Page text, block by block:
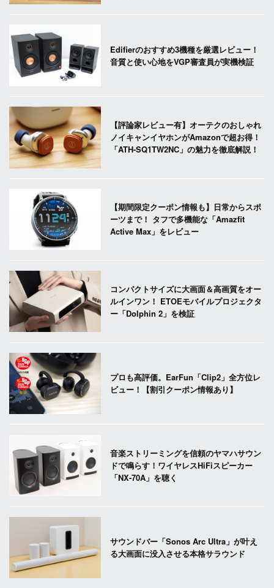
Edifierのおすすめ3機種を厳選レビュー！
音質と使い心地をVGP審査員が実機検証
【評論家レビュー有】オーテクのおしゃれ
ノイキャンイヤホンがAmazonで超お得！
「ATH-SQ1TW2NC」の魅力を徹底解説！
【期間限定クーポン情報も】日常からスポ
ーツまで！ タフで多機能な「Amazfit
Active Max」をレビュー
コンパクトサイズに大画面＆高画質をオー
ルインワン！ ETOEモバイルプロジェクタ
ー「Dolphin 2」を検証
プロも高評価。EarFun「Clip2」全方位レ
ビュー！【割引クーポン情報あり】
音楽ストリーミングを信頼のヤマハサウン
ドで鳴らす！ワイヤレスHiFiスピーカー
「NX-70A」を聴く
サウンドバー「Sonos Arc Ultra」が叶え
る大画面に没入させる本格サラウンド